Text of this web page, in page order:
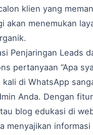
klien yang
akan menemukan
Penjaringan Leads
pertanyaan “Apa
kali di WhatsApp
Anda. Dengan
blog edukasi di
menyajikan